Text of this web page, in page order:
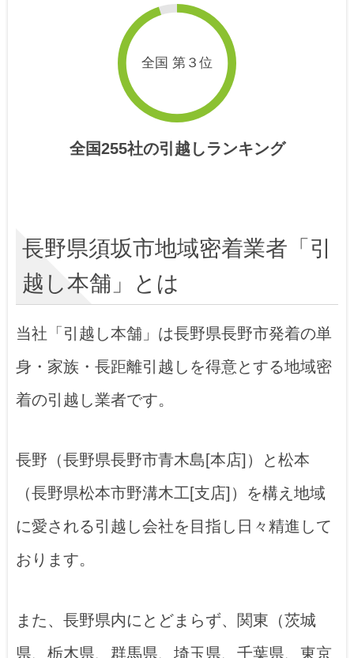
全国 第３位
全国255社の引越しランキング
長野県須坂市地域密着業者「引
越し本舗」とは
当社「引越し本舗」は長野県長野市発着の単
身・家族・長距離引越しを得意とする地域密
着の引越し業者です。
長野（長野県長野市青木島[本店]）と松本
（長野県松本市野溝木工[支店]）を構え地域
に愛される引越し会社を目指し日々精進して
おります。
また、長野県内にとどまらず、関東（茨城
県、栃木県、群馬県、埼玉県、千葉県、東京